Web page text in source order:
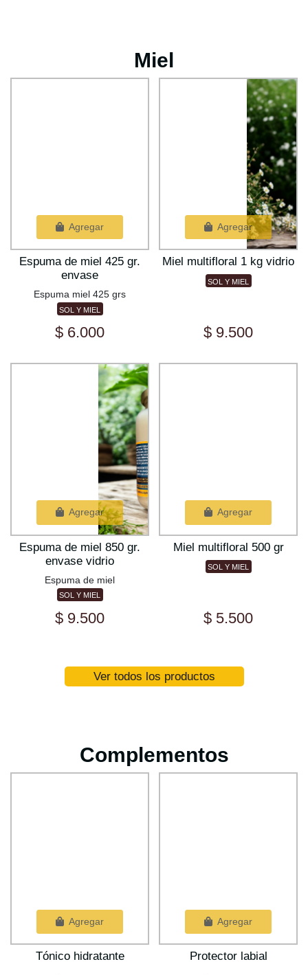
Miel
Agregar
Espuma de miel 425 gr.
envase
Espuma miel 425 grs
SOL Y MIEL
$ 6.000
Agregar
Miel multifloral 1 kg vidrio
SOL Y MIEL
$ 9.500
Agregar
Espuma de miel 850 gr.
envase vidrio
Espuma de miel
SOL Y MIEL
$ 9.500
Agregar
Miel multifloral 500 gr
SOL Y MIEL
$ 5.500
Ver todos los productos
Complementos
Agregar
Tónico hidratante
Agregar
Protector labial